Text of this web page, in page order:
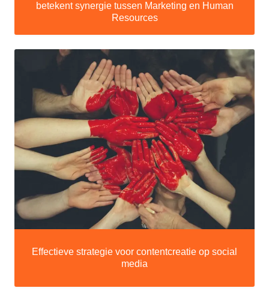
betekent synergie tussen Marketing en Human
Resources
Effectieve strategie voor contentcreatie op social
media